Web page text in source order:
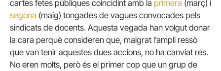
cartes fetes públiques coincidint amb la primera (març) i
segona (maig) tongades de vagues convocades pels
sindicats de docents. Aquesta vegada han volgut donar
la cara perquè consideren que, malgrat l’ampli ressò
que van tenir aquestes dues accions, no ha canviat res.
No eren molts, però és el primer cop que un grup de